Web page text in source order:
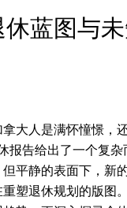
蓝图与
大人是满怀憧憬，
报告给出了一个复杂
平静的表面下，新
塑退休规划的版图